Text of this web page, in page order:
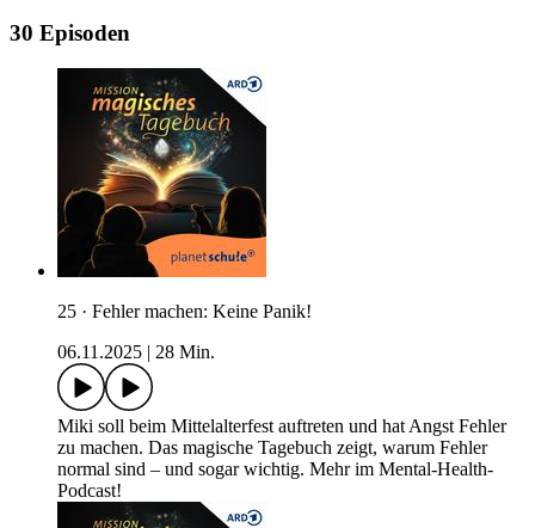
30 Episoden
25 · Fehler machen: Keine Panik!
06.11.2025
28 Min.
Miki soll beim Mittelalterfest auftreten und hat Angst Fehler
zu machen. Das magische Tagebuch zeigt, warum Fehler
normal sind – und sogar wichtig. Mehr im Mental-Health-
Podcast!